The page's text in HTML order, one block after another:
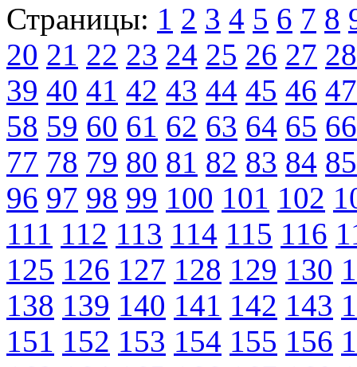
Страницы: 1 2 3 4 5 6 7 8
20 21 22 23 24 25 26 27 28
39 40 41 42 43 44 45 46 47
58 59 60 61 62 63 64 65 66
77 78 79 80 81 82 83 84 85
96 97 98 99 100 101 102
111 112 113 114 115 116
125 126 127 128 129 130
138 139 140 141 142 143
151 152 153 154 155 156